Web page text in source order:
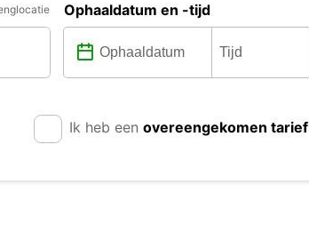
Ophaaldatum en -tijd
Ik heb een overeengekomen tarief